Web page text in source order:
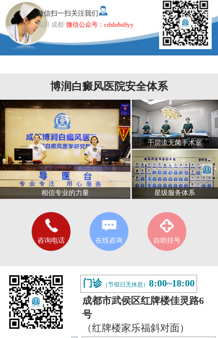
微信扫一扫关注我们
四川 成都 微信公众号：cdsbrbdfyy
博润白癜风医院安全体系
相信专业的力量
千层流无菌手术室
星级服务体系
咨询电话 在线咨询 自助挂号
门诊（节假日无休息） 8:00~18:00
成都市武侯区红牌楼佳灵路6
号
（红牌楼家乐福斜对面）